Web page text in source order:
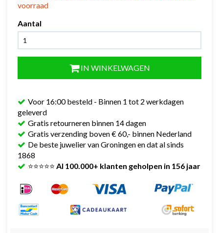
voorraad
Aantal
IN WINKELWAGEN
Voor 16:00 besteld - Binnen 1 tot 2 werkdagen
geleverd
Gratis retourneren binnen 14 dagen
Gratis verzending boven € 60,- binnen Nederland
De beste juwelier van Groningen en dat al sinds
1868
⭐⭐⭐⭐⭐ Al 100.000+ klanten geholpen in 156 jaar